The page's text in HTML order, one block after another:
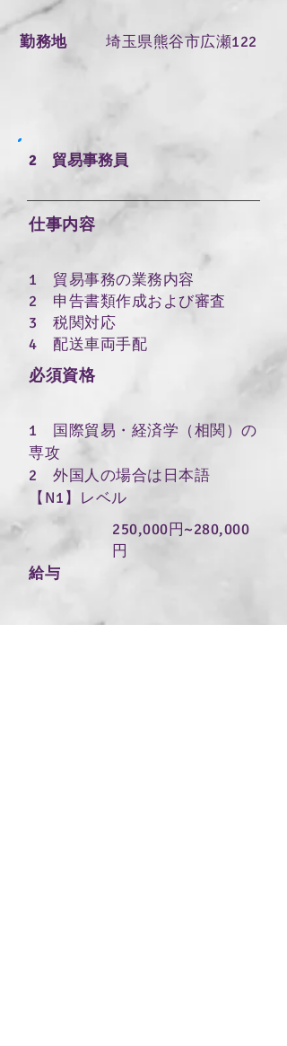
勤務地 埼玉県熊谷市広瀬122
2 貿易事務員
仕事内容
1 貿易事務の業務内容
2 申告書類作成および審査
3税関対応
4 配送車両手配
必須資格
1 国際貿易・経済学（相関）の
専攻
2 外国人の場合は日本語
【N1】レベル
250,000円~280,000
円
給与